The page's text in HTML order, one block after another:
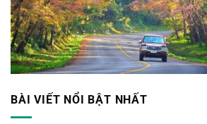
BÀI VIẾT NỔI BẬT NHẤT